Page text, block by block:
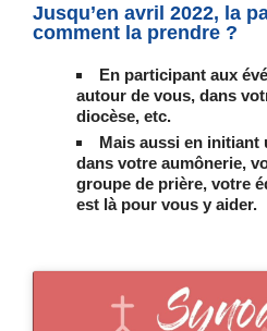
Jusqu’en avril 2022, la
comment la prendre ?
En participant aux
autour de vous, dans
diocèse, etc.
Mais aussi en initiant
dans votre aumônerie,
groupe de prière, votre
est là pour vous y aider.